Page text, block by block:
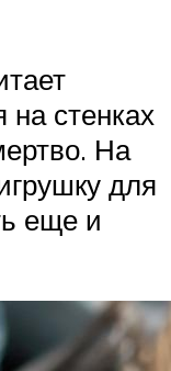
на стенках
На
для
еще и